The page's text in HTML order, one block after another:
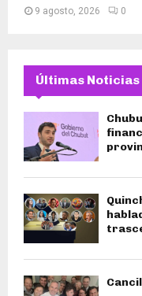
9 agosto, 2026 0
Últimas Noticias